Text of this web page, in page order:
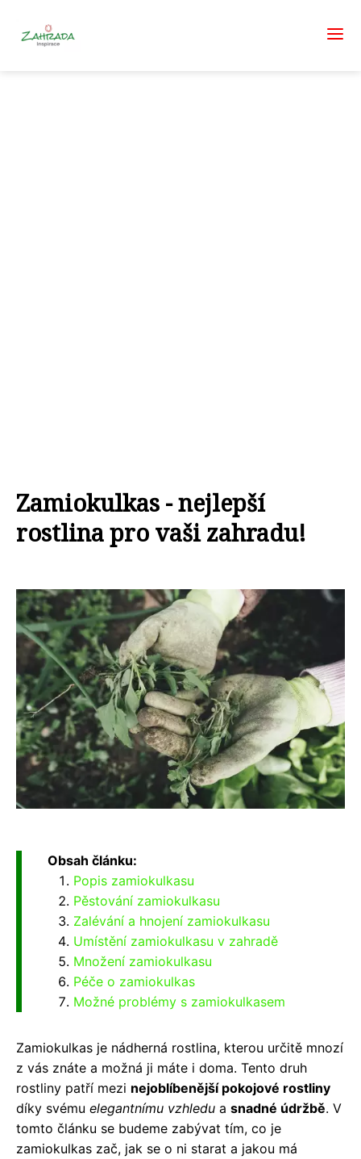
Zamiokulkas - nejlepší
rostlina pro vaši zahradu!
Obsah článku:
Popis zamiokulkasu
Pěstování zamiokulkasu
Zalévání a hnojení zamiokulkasu
Umístění zamiokulkasu v zahradě
Množení zamiokulkasu
Péče o zamiokulkas
Možné problémy s zamiokulkasem
Zamiokulkas je nádherná rostlina, kterou určitě mnozí
z vás znáte a možná ji máte i doma. Tento druh
rostliny patří mezi nejoblíbenější pokojové rostliny
díky svému elegantnímu vzhledu a snadné údržbě. V
tomto článku se budeme zabývat tím, co je
zamiokulkas zač, jak se o ni starat a jakou má